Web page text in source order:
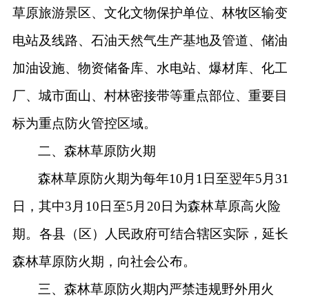
草原旅游景区、文化文物保护单位、林牧区输变
电站及线路、石油天然气生产基地及管道、储油
加油设施、物资储备库、水电站、爆材库、化工
厂、城市面山、村林密接带等重点部位、重要目
标为重点防火管控区域。
二、森林草原防火期
森林草原防火期为每年10月1日至翌年5月31
日，其中3 月10日至5月20日为森林草原高火险
期。 各县（区）人民政府可结合辖区实际，延长
森林草原防火期，向社会公布。
三、森林草原防火期内严禁违规野外用火